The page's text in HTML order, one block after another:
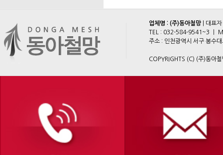
업체명 : (주)동아철망 | 대표
TEL : 032-584-9541~3 ㅣ
주소 : 인천광역시 서구 봉
COPYRIGHTS (C) (주)동아